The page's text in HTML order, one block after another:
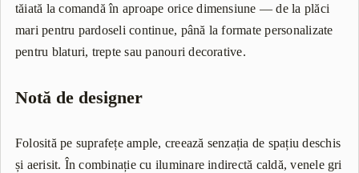
tăiată la comandă în aproape orice dimensiune — de la plăci
mari pentru pardoseli continue, până la formate personalizate
pentru blaturi, trepte sau panouri decorative.
Notă de designer
Folosită pe suprafețe ample, creează senzația de spațiu deschis
și aerisit. În combinație cu iluminare indirectă caldă, venele gri